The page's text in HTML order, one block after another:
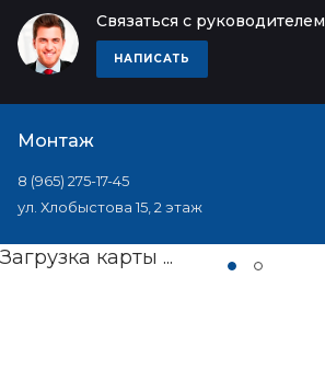
Связаться с руководителем
НАПИСАТЬ
Монтаж
8 (965) 275-17-45
ул. Хлобыстова 15, 2 этаж
Загрузка карты ...